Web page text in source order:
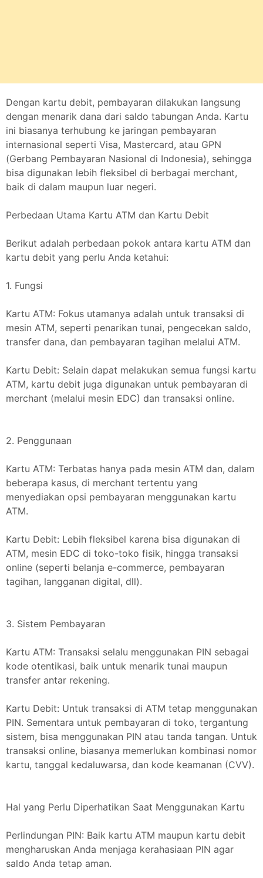
Dengan kartu debit, pembayaran dilakukan langsung
dengan menarik dana dari saldo tabungan Anda. Kartu
ini biasanya terhubung ke jaringan pembayaran
internasional seperti Visa, Mastercard, atau GPN
(Gerbang Pembayaran Nasional di Indonesia), sehingga
bisa digunakan lebih fleksibel di berbagai merchant,
baik di dalam maupun luar negeri.
Perbedaan Utama Kartu ATM dan Kartu Debit
Berikut adalah perbedaan pokok antara kartu ATM dan
kartu debit yang perlu Anda ketahui:
1. Fungsi
Kartu ATM: Fokus utamanya adalah untuk transaksi di
mesin ATM, seperti penarikan tunai, pengecekan saldo,
transfer dana, dan pembayaran tagihan melalui ATM.
Kartu Debit: Selain dapat melakukan semua fungsi kartu
ATM, kartu debit juga digunakan untuk pembayaran di
merchant (melalui mesin EDC) dan transaksi online.
2. Penggunaan
Kartu ATM: Terbatas hanya pada mesin ATM dan, dalam
beberapa kasus, di merchant tertentu yang
menyediakan opsi pembayaran menggunakan kartu
ATM.
Kartu Debit: Lebih fleksibel karena bisa digunakan di
ATM, mesin EDC di toko-toko fisik, hingga transaksi
online (seperti belanja e-commerce, pembayaran
tagihan, langganan digital, dll).
3. Sistem Pembayaran
Kartu ATM: Transaksi selalu menggunakan PIN sebagai
kode otentikasi, baik untuk menarik tunai maupun
transfer antar rekening.
Kartu Debit: Untuk transaksi di ATM tetap menggunakan
PIN. Sementara untuk pembayaran di toko, tergantung
sistem, bisa menggunakan PIN atau tanda tangan. Untuk
transaksi online, biasanya memerlukan kombinasi nomor
kartu, tanggal kedaluwarsa, dan kode keamanan (CVV).
Hal yang Perlu Diperhatikan Saat Menggunakan Kartu
Perlindungan PIN: Baik kartu ATM maupun kartu debit
mengharuskan Anda menjaga kerahasiaan PIN agar
saldo Anda tetap aman.